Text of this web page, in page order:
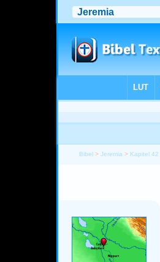
Bibel >Jeremia > Kapitel 42